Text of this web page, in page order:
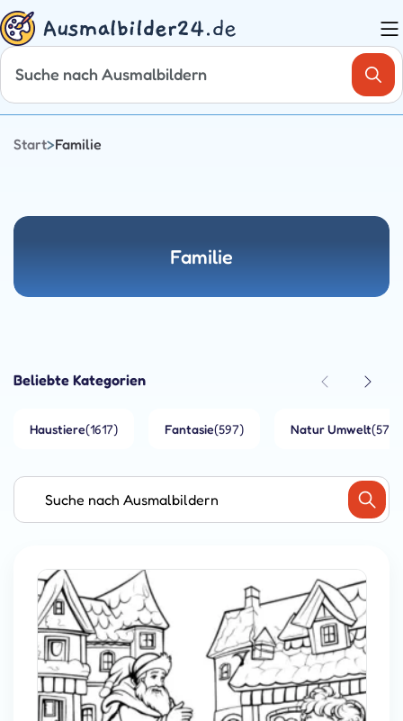
Zum
Inhalt
springen
Start>Familie
Familie
Beliebte Kategorien
Haustiere(1617) Fantasie(597) Natur Umwelt(573)